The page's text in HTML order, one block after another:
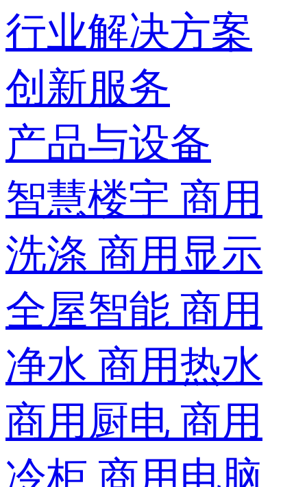
行业解决方案
创新服务
产品与设备
智慧楼宇 商用
洗涤 商用显示
全屋智能 商用
净水 商用热水
商用厨电 商用
冷柜 商用电脑